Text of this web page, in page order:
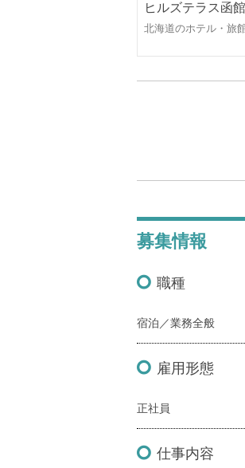
ヒルズテラス函館
北海道のホテル・旅
募集情報
職種
宿泊／業務全般
雇用形態
正社員
仕事内容